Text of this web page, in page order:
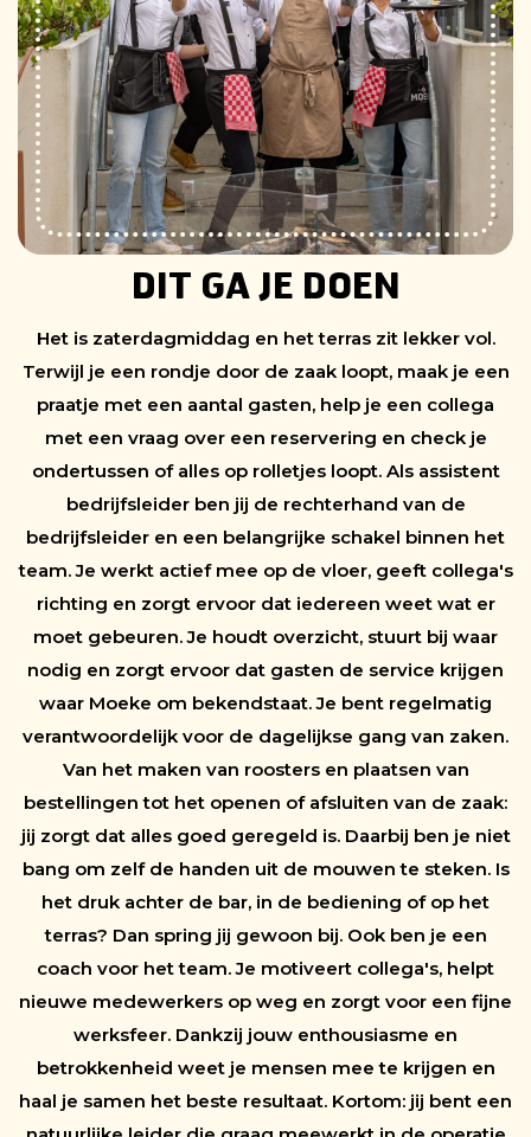
DIT GA JE DOEN
Het is zaterdagmiddag en het terras zit lekker vol.
Terwijl je een rondje door de zaak loopt, maak je een
praatje met een aantal gasten, help je een collega
met een vraag over een reservering en check je
ondertussen of alles op rolletjes loopt. Als assistent
bedrijfsleider ben jij de rechterhand van de
bedrijfsleider en een belangrijke schakel binnen het
team. Je werkt actief mee op de vloer, geeft collega's
richting en zorgt ervoor dat iedereen weet wat er
moet gebeuren. Je houdt overzicht, stuurt bij waar
nodig en zorgt ervoor dat gasten de service krijgen
waar Moeke om bekendstaat. Je bent regelmatig
verantwoordelijk voor de dagelijkse gang van zaken.
Van het maken van roosters en plaatsen van
bestellingen tot het openen of afsluiten van de zaak:
jij zorgt dat alles goed geregeld is. Daarbij ben je niet
bang om zelf de handen uit de mouwen te steken. Is
het druk achter de bar, in de bediening of op het
terras? Dan spring jij gewoon bij. Ook ben je een
coach voor het team. Je motiveert collega's, helpt
nieuwe medewerkers op weg en zorgt voor een fijne
werksfeer. Dankzij jouw enthousiasme en
betrokkenheid weet je mensen mee te krijgen en
haal je samen het beste resultaat. Kortom: jij bent een